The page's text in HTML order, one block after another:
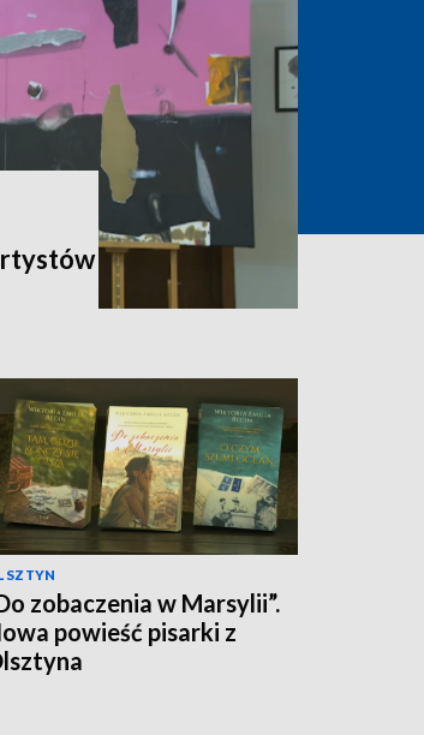
zobaczenia w Marsylii”.
powieść pisarki z